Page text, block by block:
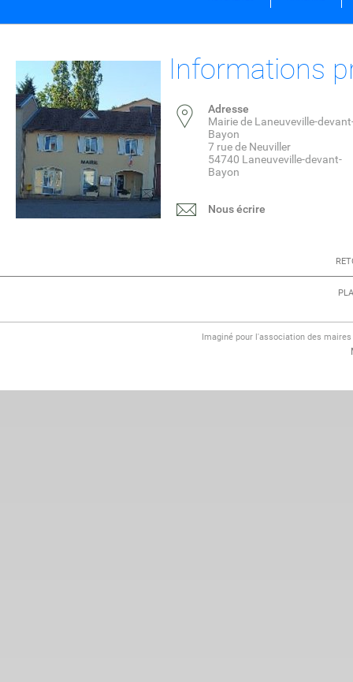
Informations
Adresse
Mairie de Laneuveville-
Bayon
7 rue de Neuviller
54740 Laneuveville-devant-
Bayon
Nous écrire
Imaginé pour l'association des